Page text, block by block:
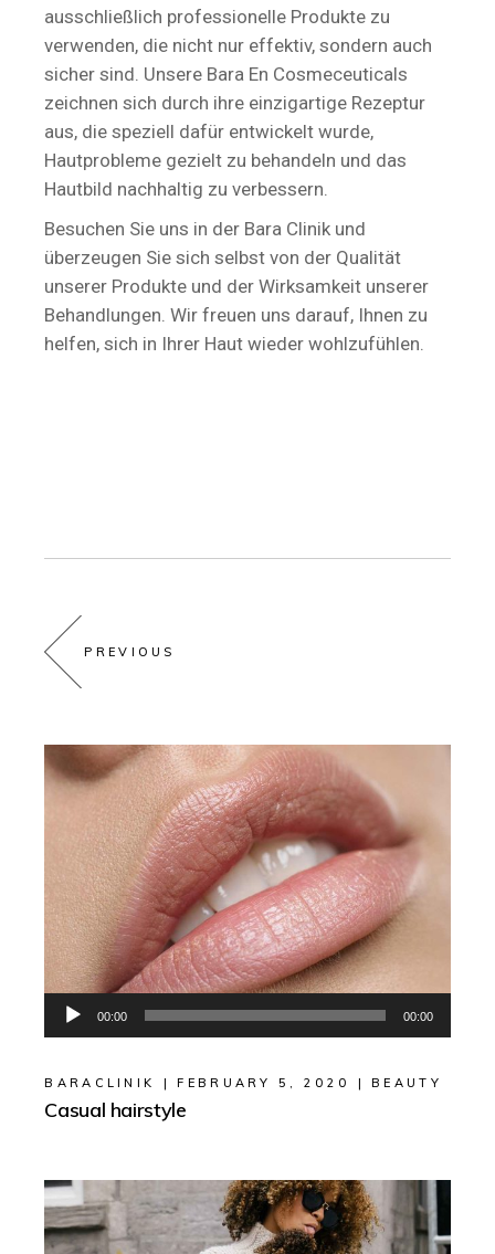
ausschließlich professionelle Produkte zu
verwenden, die nicht nur effektiv, sondern auch
sicher sind. Unsere Bara En Cosmeceuticals
zeichnen sich durch ihre einzigartige Rezeptur
aus, die speziell dafür entwickelt wurde,
Hautprobleme gezielt zu behandeln und das
Hautbild nachhaltig zu verbessern.
Besuchen Sie uns in der Bara Clinik und
überzeugen Sie sich selbst von der Qualität
unserer Produkte und der Wirksamkeit unserer
Behandlungen. Wir freuen uns darauf, Ihnen zu
helfen, sich in Ihrer Haut wieder wohlzufühlen.
PREVIOUS
Audio
Player
00:00 00:00
BARACLINIK FEBRUARY 5, 2020 BEAUTY
Casual hairstyle